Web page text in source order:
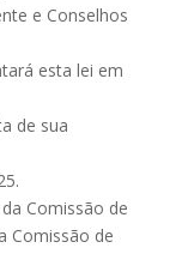
e Conselhos
esta lei em
de sua
Comissão de
Comissão de